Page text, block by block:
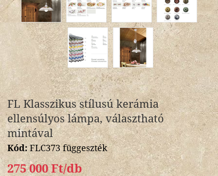
FL Klasszikus stílusú kerámia
ellensúlyos lámpa, választható
mintával
Kód:FLC373 függeszték
275 000 Ft/db